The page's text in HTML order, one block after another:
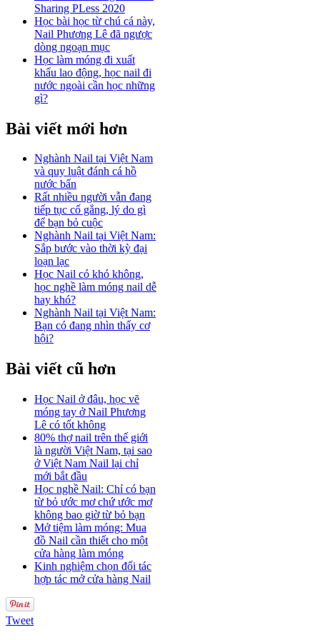
Sharing PLess 2020
Học bài học từ chú cá này,
Nail Phương Lê đã ngược
dòng ngoạn mục
Học làm móng đi xuất
khẩu lao động, học nail đi
nước ngoài cần học những
gì?
Bài viết mới hơn
Nghành Nail tại Việt Nam
và quy luật đánh cá hồ
nước bẩn
Rất nhiều người vẫn đang
tiếp tục cố gắng, lý do gì
để bạn bỏ cuộc
Nghành Nail tại Việt Nam:
Sắp bước vào thời kỳ đại
loạn lạc
Học Nail có khó không,
học nghề làm móng nail dễ
hay khó?
Nghành Nail tại Việt Nam:
Bạn có đang nhìn thấy cơ
hội?
Bài viết cũ hơn
Học Nail ở đâu, học vẽ
móng tay ở Nail Phương
Lê có tốt không
80% thợ nail trên thế giới
là người Việt Nam, tại sao
ở Việt Nam Nail lại chỉ
mới bắt đầu
Học nghề Nail: Chỉ có bạn
từ bỏ ước mơ chứ ước mơ
không bao giờ từ bỏ bạn
Mở tiệm làm móng: Mua
đồ Nail cần thiết cho một
cửa hàng làm móng
Kinh nghiệm chọn đối tác
hợp tác mở cửa hàng Nail
Tweet